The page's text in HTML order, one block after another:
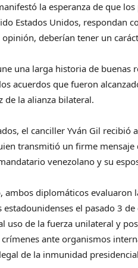
la esperanza de que
Estados Unidos, respondan
deberían tener un
una larga historia de buenas
acuerdos que fueron
de la alianza bilateral.
el canciller Yván Gil recibió
transmitió un firme
venezolano y su
ambos diplomáticos evaluaron
estadounidenses el pasado 3
uso de la fuerza unilateral y
ante organismos
de la inmunidad